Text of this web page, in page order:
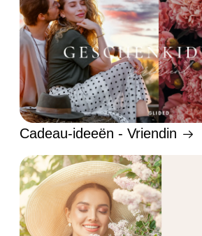
Cadeau-ideeën - Vriendin